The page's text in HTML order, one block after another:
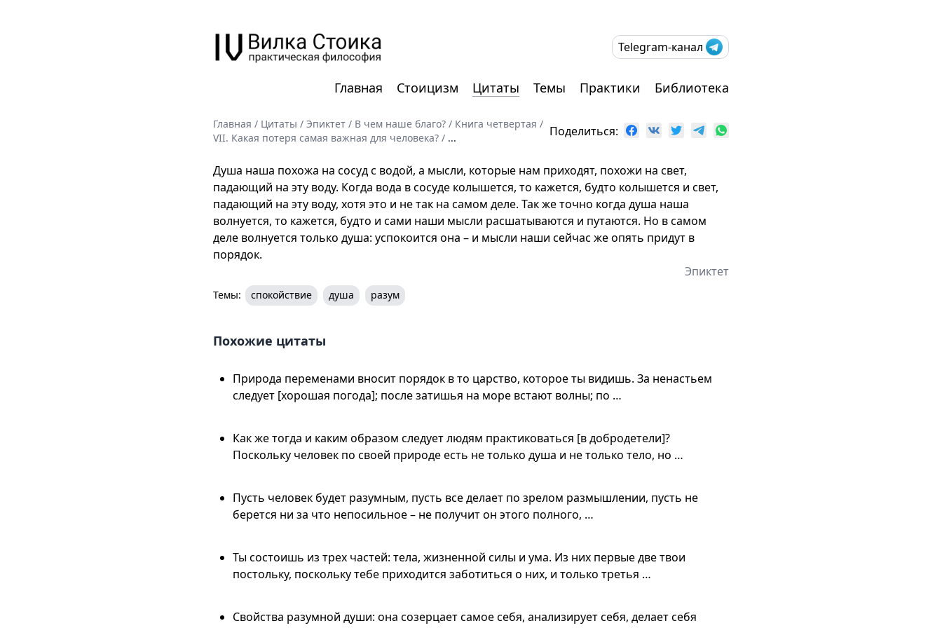
Telegram-канал
Главная Стоицизм Цитаты Темы Практики Библиотека
Главная / Цитаты / Эпиктет / В чем наше благо? / Книга четвертая /
VII. Какая потеря самая важная для человека? / ... Поделиться:
Душа наша похожа на сосуд с водой, а мысли, которые нам приходят, похожи на свет,
падающий на эту воду. Когда вода в сосуде колышется, то кажется, будто колышется и свет,
падающий на эту воду, хотя это и не так на самом деле. Так же точно когда душа наша
волнуется, то кажется, будто и сами наши мысли расшатываются и путаются. Но в самом
деле волнуется только душа: успокоится она – и мысли наши сейчас же опять придут в
порядок.
Эпиктет
Темы: спокойствие душа разум
Похожие цитаты
Природа переменами вносит порядок в то царство, которое ты видишь. За ненастьем
следует [хорошая погода]; после затишья на море встают волны; по …
Как же тогда и каким образом следует людям практиковаться [в добродетели]?
Поскольку человек по своей природе есть не только душа и не только тело, но …
Пусть человек будет разумным, пусть все делает по зрелом размышлении, пусть не
берется ни за что непосильное – не получит он этого полного, …
Ты состоишь из трех частей: тела, жизненной силы и ума. Из них первые две твои
постольку, поскольку тебе приходится заботиться о них, и только третья …
Свойства разумной души: она созерцает самое себя, анализирует себя, делает себя